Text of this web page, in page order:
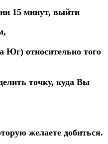
15 минут, выйти
Юг) относительно того
точку, куда Вы
желаете добиться.